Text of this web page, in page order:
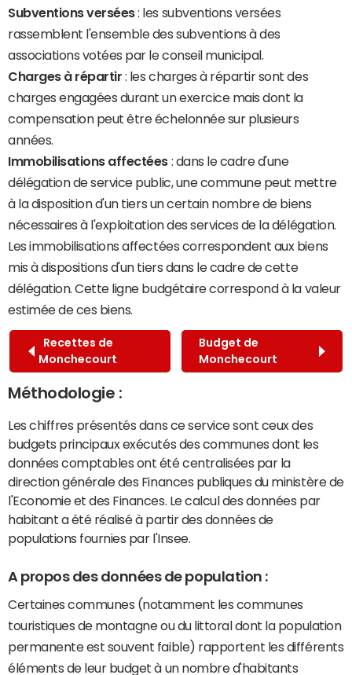
Subventions versées: les subventions versées
rassemblent l'ensemble des subventions à des
associations votées par le conseil municipal.
Charges à répartir : les charges à répartir sont des
charges engagées durant un exercice mais dont la
compensation peut être échelonnée sur plusieurs
années.
Immobilisations affectées : dans le cadre d'une
délégation de service public, une commune peut mettre
à la disposition d'un tiers un certain nombre de biens
nécessaires à l'exploitation des services de la délégation.
Les immobilisations affectées correspondent aux biens
mis à dispositions d'un tiers dans le cadre de cette
délégation. Cette ligne budgétaire correspond à la valeur
estimée de ces biens.
Recettes de
Monchecourt
Budget de
Monchecourt
Méthodologie :
Les chiffres présentés dans ce service sont ceux des
budgets principaux exécutés des communes dont les
données comptables ont été centralisées par la
direction générale des Finances publiques du ministère de
l'Economie et des Finances. Le calcul des données par
habitant a été réalisé à partir des données de
populations fournies par l'Insee.
A propos des données de population :
Certaines communes (notamment les communes
touristiques de montagne ou du littoral dont la population
permanente est souvent faible) rapportent les différents
éléments de leur budget à un nombre d'habitants